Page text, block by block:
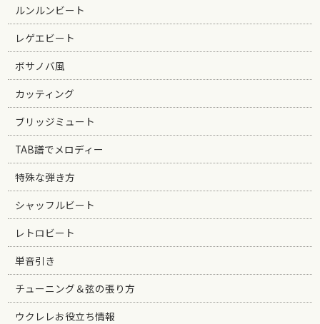
ルンルンビート
レゲエビート
ボサノバ風
カッティング
ブリッジミュート
TAB譜でメロディー
特殊な弾き方
シャッフルビート
レトロビート
単音引き
チューニング＆弦の張り方
ウクレレお役立ち情報